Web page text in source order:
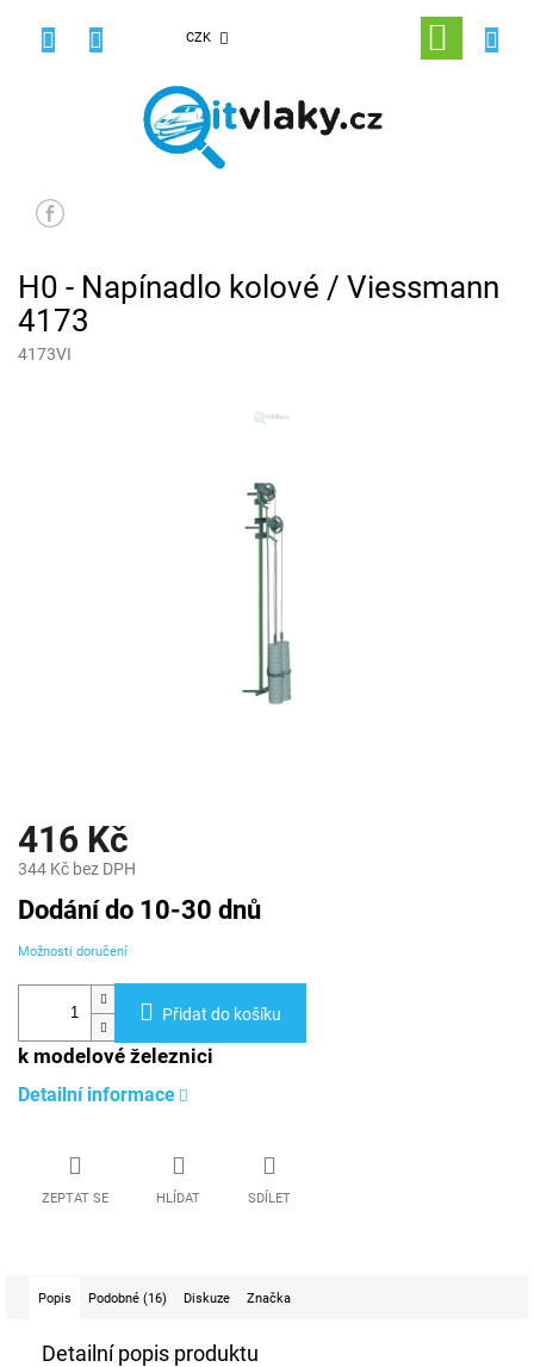
CZK
NÁKUPNÍ
KOŠÍK
H0 - Napínadlo kolové / Viessmann
4173
4173VI
416 Kč
344 Kč bez DPH
Měrná
cena:
Dodání do 10-30 dnů
Možnosti doručení
Přidat do košíku
k modelové železnici
Detailní informace
ZEPTAT SE HLÍDAT SDÍLET
Popis Podobné (16) Diskuze Značka
Detailní popis produktu